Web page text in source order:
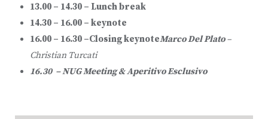
13.00 – 14.30 – Lunch break
14.30 – 16.00 – keynote
16.00 – 16.30 –Closing keynoteMarco Del Plato–
Christian Turcati
16.30 –NUG Meeting & Aperitivo Esclusivo